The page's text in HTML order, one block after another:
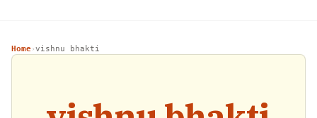
Home›vishnu bhakti